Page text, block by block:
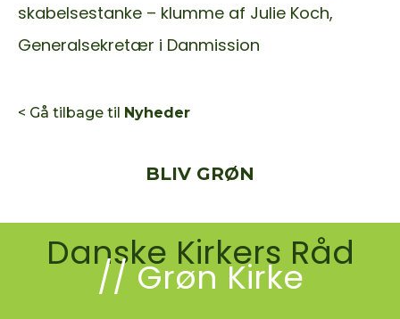
skabelsestanke – klumme af Julie Koch,
Generalsekretær i Danmission
< Gå tilbage til Nyheder
BLIV GRØN
Danske Kirkers Råd
// Grøn Kirke